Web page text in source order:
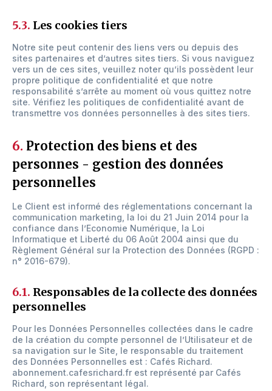
5.3. Les cookies tiers
Notre site peut contenir des liens vers ou depuis des
sites partenaires et d’autres sites tiers. Si vous naviguez
vers un de ces sites, veuillez noter qu’ils possèdent leur
propre politique de confidentialité et que notre
responsabilité s’arrête au moment où vous quittez notre
site. Vérifiez les politiques de confidentialité avant de
transmettre vos données personnelles à des sites tiers.
6. Protection des biens et des
personnes - gestion des données
personnelles
Le Client est informé des réglementations concernant la
communication marketing, la loi du 21 Juin 2014 pour la
confiance dans l’Economie Numérique, la Loi
Informatique et Liberté du 06 Août 2004 ainsi que du
Règlement Général sur la Protection des Données (RGPD :
n° 2016-679).
6.1. Responsables de la collecte des données
personnelles
Pour les Données Personnelles collectées dans le cadre
de la création du compte personnel de l’Utilisateur et de
sa navigation sur le Site, le responsable du traitement
des Données Personnelles est : Cafés Richard.
abonnement.cafesrichard.fr est représenté par Cafés
Richard, son représentant légal.